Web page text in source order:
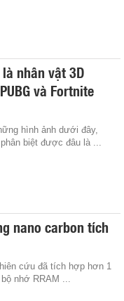
nhân vật 3D
và Fortnite
hình ảnh dưới đây,
biệt được đâu là ...
nano carbon tích
cứu đã tích hợp hơn 1
nhớ RRAM ...